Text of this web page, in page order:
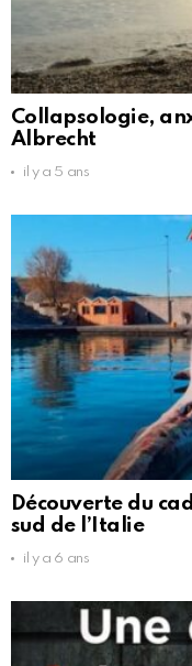
Collapsologie,
Albrecht
il y a 5 ans
Découverte du
sud de l’Italie
il y a 6 ans